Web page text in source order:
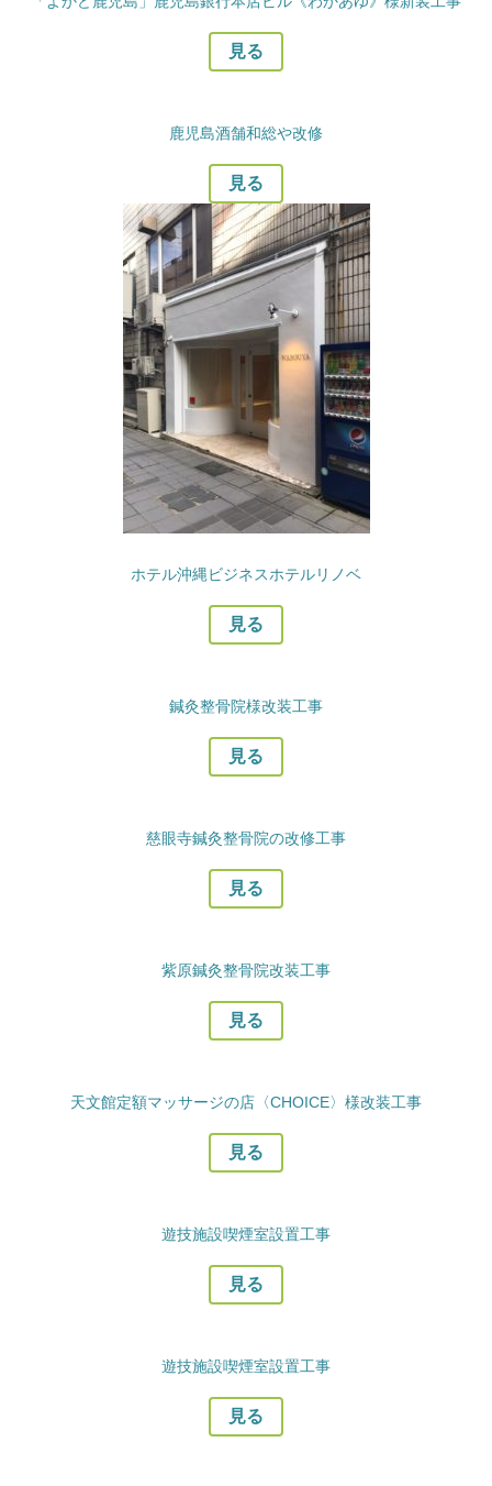
見る
鹿児島酒舗和総や改修
見る
ホテル沖縄ビジネスホテルリノベ
見る
鍼灸整骨院様改装工事
見る
慈眼寺鍼灸整骨院の改修工事
見る
紫原鍼灸整骨院改装工事
見る
天文館定額マッサージの店〈CHOICE〉様改装工事
見る
遊技施設喫煙室設置工事
見る
遊技施設喫煙室設置工事
見る